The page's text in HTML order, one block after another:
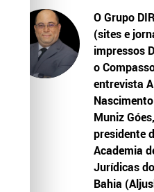
O Grupo
(sites e
impressos
o
entrevista
Muniz Góes,
presidente
Academia
Jurídicas
Bahia